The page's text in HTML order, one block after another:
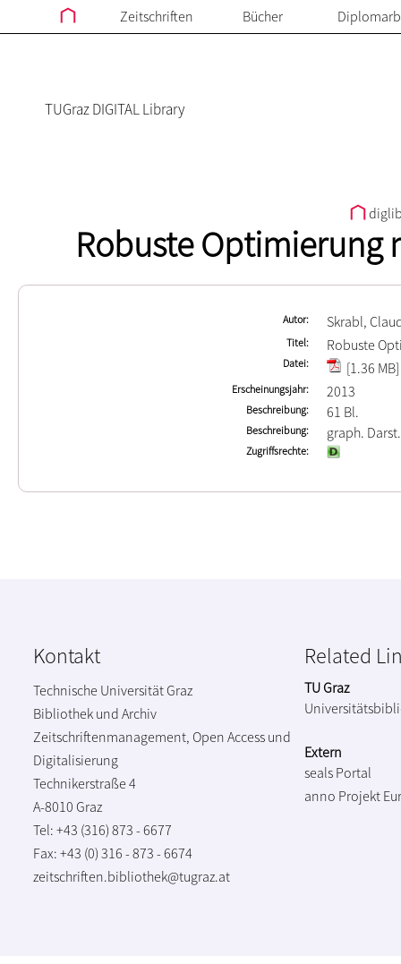
Zeitschriften Bücher
TUGraz DIGITAL Library
Robuste Optimierung
Autor Skrabl,
Titel Robuste
Datei [1.36 MB]
Erscheinungsjahr 2013
Beschreibung 61 Bl.
Beschreibung graph. Darst.
Zugriffsrechte
Kontakt
Technische Universität Graz
Bibliothek und Archiv
Zeitschriftenmanagement, Open Access und
Digitalisierung
Technikerstraße 4
A-8010 Graz
Tel: +43 (316) 873 - 6677
Fax: +43 (0) 316 - 873 - 6674
zeitschriften.bibliothek@tugraz.at
Related
TU Graz
Extern
seals Portal
anno Projekt